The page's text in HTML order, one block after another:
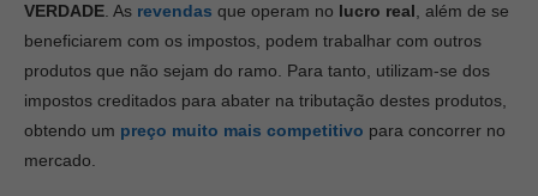
VERDADE . As revendas que operam no lucro real , além de se
beneficiarem com os impostos, podem trabalhar com outros
produtos que não sejam do ramo. Para tanto, utilizam-se dos
impostos creditados para abater na tributação destes produtos,
obtendo um preço muito mais competitivo para concorrer no
mercado.